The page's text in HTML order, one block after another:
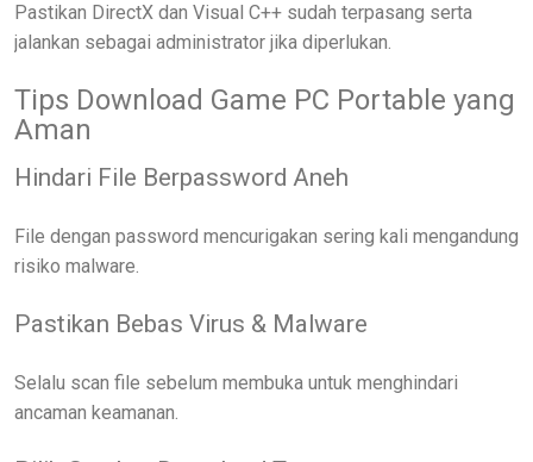
Pastikan DirectX dan Visual C++ sudah terpasang serta
jalankan sebagai administrator jika diperlukan.
Tips Download Game PC Portable yang
Aman
Hindari File Berpassword Aneh
File dengan password mencurigakan sering kali mengandung
risiko malware.
Pastikan Bebas Virus & Malware
Selalu scan file sebelum membuka untuk menghindari
ancaman keamanan.